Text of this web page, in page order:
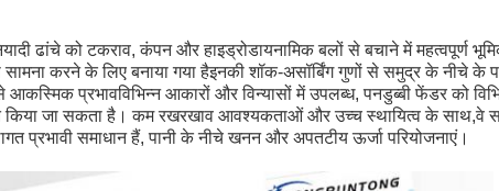
ढांचे को टकराव, कंपन और हाइड्रोडायनामिक बलों से बचाने में महत्वपूर्ण
सामना करने के लिए बनाया गया हैइनकी शॉक-असॉर्बिंग गुणों से समुद्र के नीचे के
आकस्मिक प्रभावविभिन्न आकारों और विन्यासों में उपलब्ध, पनडुब्बी फेंडर को
जा सकता है। कम रखरखाव आवश्यकताओं और उच्च स्थायित्व के साथ,वे
प्रभावी समाधान हैं, पानी के नीचे खनन और अपतटीय ऊर्जा परियोजनाएं।